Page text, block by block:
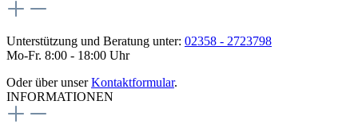
Unterstützung und Beratung unter: 02358 - 2723798
Mo-Fr. 8:00 - 18:00 Uhr
Oder über unserKontaktformular.
INFORMATIONEN